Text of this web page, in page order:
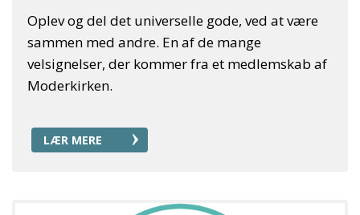
Oplev og del det universelle gode, ved at være
sammen med andre. En af de mange
velsignelser, der kommer fra et medlemskab af
Moderkirken.
LÆR MERE